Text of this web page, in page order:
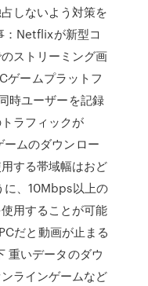
しないよう対策を
：Netflixが新型コ
ストリーミング画
ゲームプラットフ
時ユーザーを記録
ラフィックが
ムのダウンロー
する帯域幅はおど
に、10Mbps以上の
用することが可能
だと動画が止まる
重いデータのダウ
ラインゲームなど